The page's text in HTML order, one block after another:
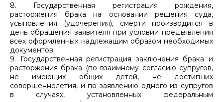
8. Государственная регистрация рождения,
расторжения брака на основании решения суда,
усыновления (удочерения), смерти производится в
день обращения заявителя при условии предъявления
всех оформленных надлежащим образом необходимых
документов.
9. Государственная регистрация заключения брака и
расторжения брака (по взаимному согласию супругов,
не имеющих общих детей, не достигших
совершеннолетия, и по заявлению одного из супругов
в случаях, установленных федеральным